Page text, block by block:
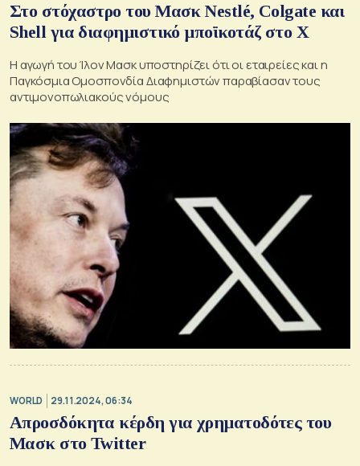
Στο στόχαστρο του Μασκ Nestlé, Colgate και
Shell για διαφημιστικό μποϊκοτάζ στο Χ
Η αγωγή του Ίλον Μασκ υποστηρίζει ότι οι εταιρείες και η
Παγκόσμια Ομοσπονδία Διαφημιστών παραβίασαν τους
αντιμονοπωλιακούς νόμους
WORLD 29.11.2024, 06:34
Απροσδόκητα κέρδη για χρηματοδότες του
Μασκ στο Twitter